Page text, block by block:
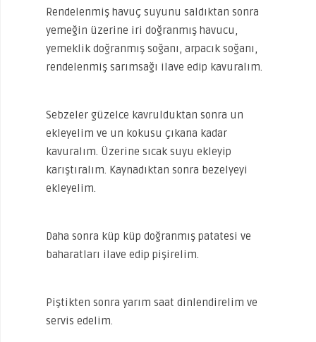
Rendelenmiş havuç suyunu saldıktan sonra
yemeğin üzerine iri doğranmış havucu,
yemeklik doğranmış soğanı, arpacık soğanı,
rendelenmiş sarımsağı ilave edip kavuralım.
Sebzeler güzelce kavrulduktan sonra un
ekleyelim ve un kokusu çıkana kadar
kavuralım. Üzerine sıcak suyu ekleyip
karıştıralım. Kaynadıktan sonra bezelyeyi
ekleyelim.
Daha sonra küp küp doğranmış patatesi ve
baharatları ilave edip pişirelim.
Piştikten sonra yarım saat dinlendirelim ve
servis edelim.